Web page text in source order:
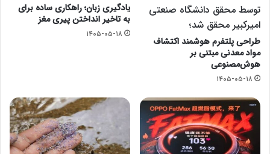
توسط محقق دانشگاه صنعتی
امیرکبیر محقق شد؛
طراحی پلتفرم هوشمند اکتشاف
مواد معدنی مبتنی بر
هوش‌مصنوعی
۱۴۰۵-۰۵-۱۸
یادگیری زبان؛ راهکاری ساده برای
به تاخیر انداختن پیری مغز
۱۴۰۵-۰۵-۱۸